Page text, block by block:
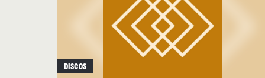
DISCOS